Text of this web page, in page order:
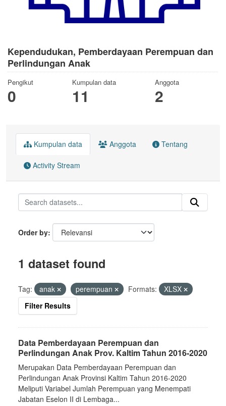
Kependudukan, Pemberdayaan Perempuan dan
Perlindungan Anak
Pengikut
0
Kumpulan data
11
Anggota
2
Kumpulan data Anggota Tentang
Activity Stream
Order by
1 dataset found
Tag: anak perempuan Formats:
XLSX
Filter Results
Data Pemberdayaan Perempuan dan
Perlindungan Anak Prov. Kaltim Tahun 2016-2020
Merupakan Data Pemberdayaan Perempuan dan
Perlindungan Anak Provinsi Kaltim Tahun 2016-2020
Meliputi Variabel Jumlah Perempuan yang Menempati
Jabatan Eselon II di Lembaga...